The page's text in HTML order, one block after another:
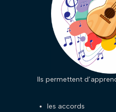
Ils permettent
les accords